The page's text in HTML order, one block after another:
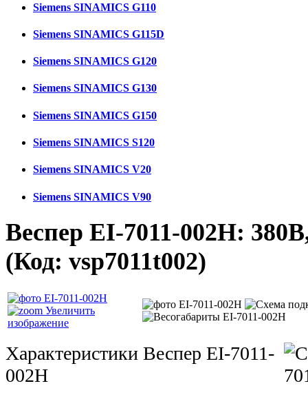
Siemens SINAMICS G110
Siemens SINAMICS G115D
Siemens SINAMICS G120
Siemens SINAMICS G130
Siemens SINAMICS G150
Siemens SINAMICS S120
Siemens SINAMICS V20
Siemens SINAMICS V90
Веспер ЕI-7011-002Н:
(Код: vsp7011t002)
Увеличить
изображение
Характеристики Веспер ЕI-7011-
002Н